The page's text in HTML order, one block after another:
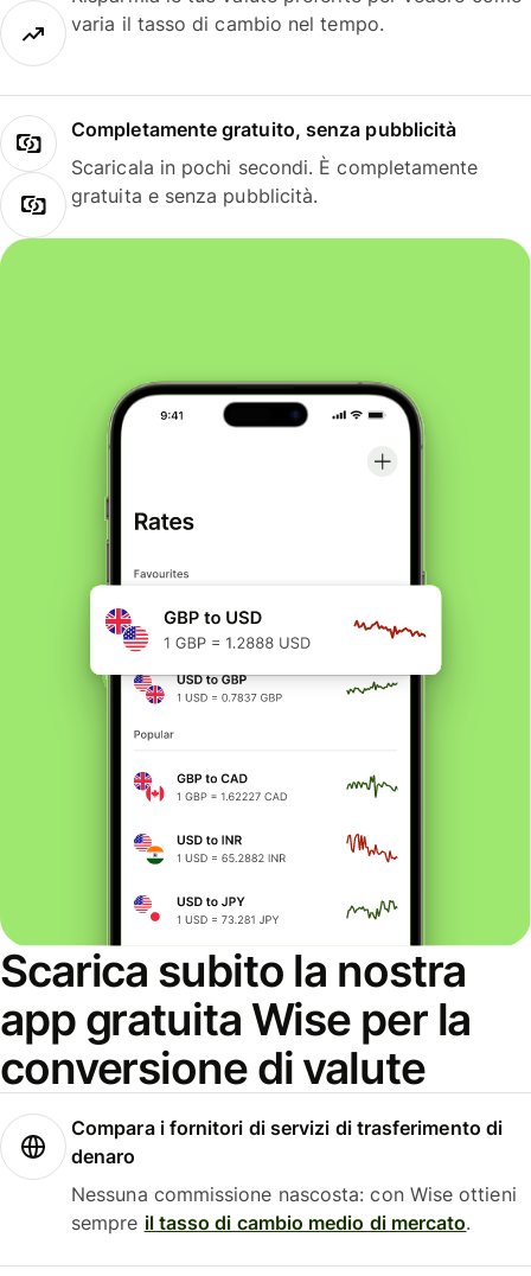
varia il tasso di cambio nel tempo.
Completamente gratuito, senza pubblicità
Scaricala in pochi secondi. È completamente
gratuita e senza pubblicità.
Scarica subito la nostra
app gratuita Wise per la
conversione di valute
Compara i fornitori di servizi di trasferimento di
denaro
Nessuna commissione nascosta: con Wise ottieni
sempre il tasso di cambio medio di mercato.